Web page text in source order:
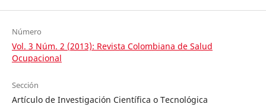
Número
Vol. 3 Núm. 2 (2013): Revista Colombiana de Salud
Ocupacional
Sección
Artículo de Investigación Científica o Tecnológica